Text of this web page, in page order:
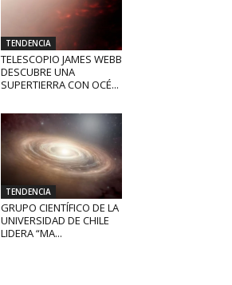
TENDENCIA
TELESCOPIO JAMES WEBB
DESCUBRE UNA
SUPERTIERRA CON OCÉ...
TENDENCIA
GRUPO CIENTÍFICO DE LA
UNIVERSIDAD DE CHILE
LIDERA “MA...